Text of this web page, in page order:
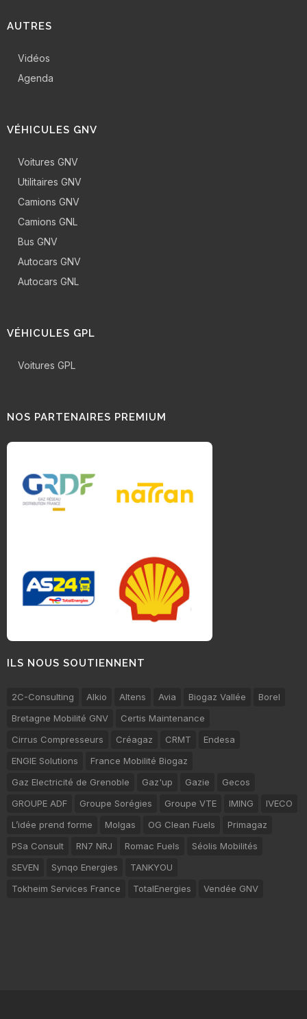
AUTRES
Vidéos
Agenda
VÉHICULES GNV
Voitures GNV
Utilitaires GNV
Camions GNV
Camions GNL
Bus GNV
Autocars GNV
Autocars GNL
VÉHICULES GPL
Voitures GPL
NOS PARTENAIRES PREMIUM
ILS NOUS SOUTIENNENT
2C-Consulting Alkio Altens Avia Biogaz Vallée
Borel
Bretagne Mobilité GNV
Certis Maintenance
Cirrus Compresseurs
Créagaz CRMT
Endesa
ENGIE Solutions
France Mobilité Biogaz
Gaz Electricité de Grenoble
Gaz'up Gazie
Gecos
GROUPE ADF
Groupe Sorégies Groupe VTE IMING
IVECO
L’idée prend forme
Molgas OG Clean Fuels
Primagaz
PSa Consult
RN7 NRJ Romac Fuels
Séolis Mobilités
SEVEN
Synqo Energies
TANKYOU
Tokheim Services France
TotalEnergies Vendée GNV